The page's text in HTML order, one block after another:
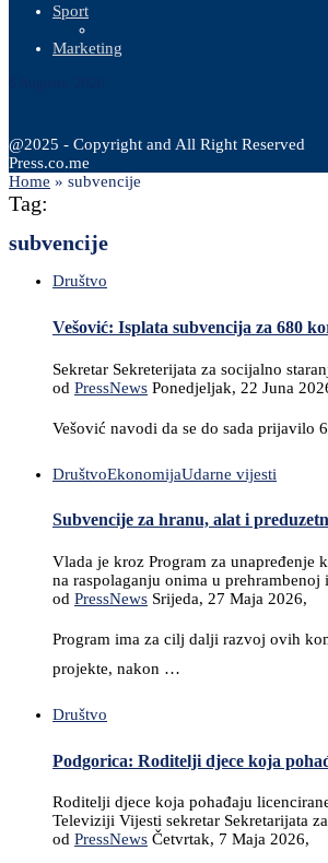
Sport
Marketing
@2025 - Copyright and All Right Reserved
Press.co.me
Home » subvencije
Tag:
subvencije
Društvo
Vešović: Isplata subvencija za 680
Sekretar Sekreterijata za socijalno
od PressNews Ponedjeljak, 22 Juna
Vešović navodi da se do sada prijavilo
DruštvoEkonomijaUdarne vijesti
Subvencije za hranu, alat i
Vlada je kroz Program za unapređenje
na raspolaganju onima u
od PressNews Srijeda, 27 Maja 2026,
Program ima za cilj dalji razvoj ovih
projekte, nakon …
Društvo
Podgorica: Roditelji djece koja
Roditelji djece koja pohađaju
Televiziji Vijesti sekretar Sekretarijata
od PressNews Četvrtak, 7 Maja 2026,